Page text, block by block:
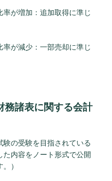
が増加：追加取得に準じ
一部売却に準じ
諸表に関する会計
験の受験を目指されている
内容をノート形式で公開
）